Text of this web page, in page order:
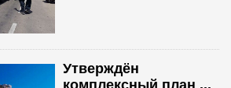
Утверждён